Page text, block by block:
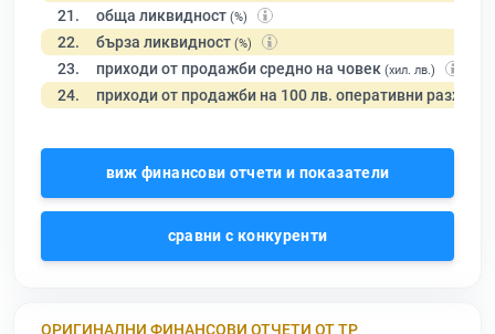
21. обща ликвидност (%)
22. бърза ликвидност (%)
23. приходи от продажби средно на човек (хил. лв.)
24. приходи от продажби на 100 лв. оперативни разходи
виж финансови отчети и показатели
сравни с конкуренти
ОРИГИНАЛНИ ФИНАНСОВИ ОТЧЕТИ ОТ ТР